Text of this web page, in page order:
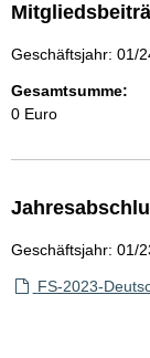
Geschäftsjahr: 01/
Gesamtsumme:
0 Euro
Geschäftsjahr: 01/
FS-2023-